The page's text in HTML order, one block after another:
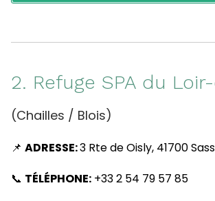
2. Refuge SPA du
(Chailles / Blois)
📌 ADRESSE:3 Rte de Oisly, 41700
📞 TÉLÉPHONE: +33 2 54 79 57 85